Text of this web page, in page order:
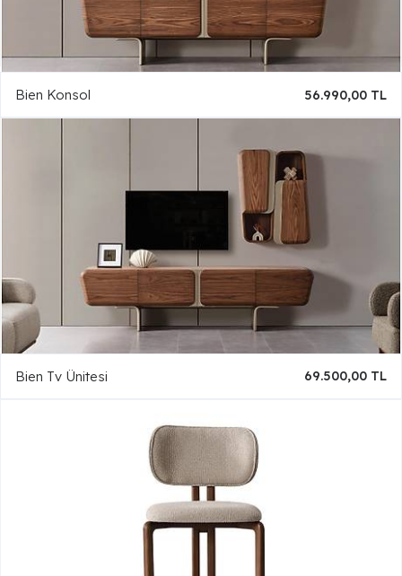
Bien Konsol 56.990,00 TL
Bien Tv Ünitesi 69.500,00 TL